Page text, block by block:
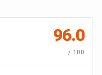
96.0
/ 100